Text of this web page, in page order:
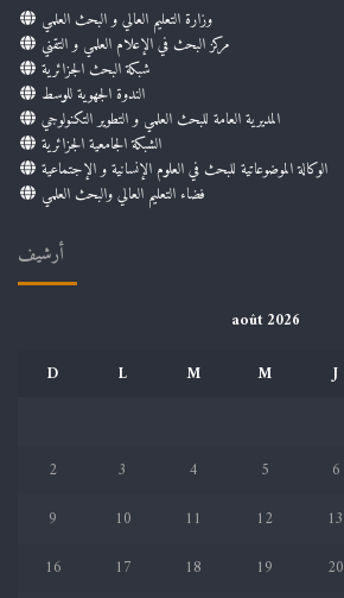
وزارة التعليم العالي و البحث العلمي
مركز البحث في الإعلام العلمي و التقني
شبكة البحث الجزائرية
الندوة الجهوية للوسط
المديرية العامة للبحث العلمي و التطوير التكنولوجي
الشبكة الجامعية الجزائرية
الوكالة الموضوعاتية للبحث في العلوم الإنسانية و الإجتماعية
فضاء التعليم العالي والبحث العلمي
أرشيف
août 2026
D
L M M J
2
3 4 5 6
9
10 11 12 13
16
17 18 19 20